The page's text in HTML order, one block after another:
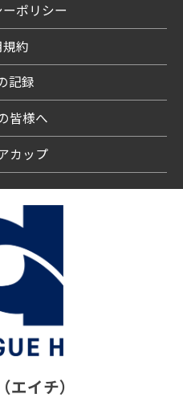
ポリシー
約
記録
皆様へ
カップ
エイチ）